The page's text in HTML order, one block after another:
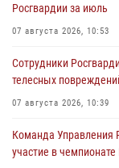
Росгвардии за июль
07 августа 2026, 10:53
Сотрудники
телесных
07 августа 2026, 10:39
Команда Управления
участие в